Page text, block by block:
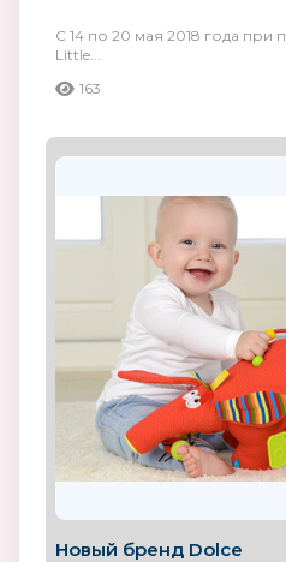
С 14 по 20 мая 2018 года
Little...
163
Новый бренд Dolce